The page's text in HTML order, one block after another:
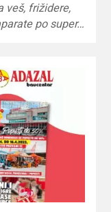
veš, frižidere,
po super…